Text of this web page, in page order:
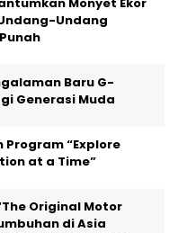
Dinas
Liar A.S. Tolak Petisi
Monyet Ekor
Generasi Muda
at a Time”